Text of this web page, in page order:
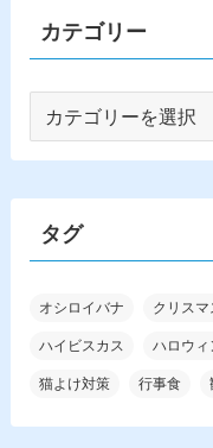
カテゴリー
ゴ
リ
タグ
オシロイバナ クリスマ
ハイビスカス ハロウィ
猫よけ対策 行事食